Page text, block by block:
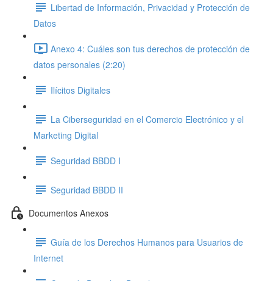
Libertad de Información, Privacidad y Protección de
Datos
Anexo 4: Cuáles son tus derechos de protección de
datos personales (2:20)
Ilícitos Digitales
La Ciberseguridad en el Comercio Electrónico y el
Marketing Digital
Seguridad BBDD I
Seguridad BBDD II
Documentos Anexos
Guía de los Derechos Humanos para Usuarios de
Internet